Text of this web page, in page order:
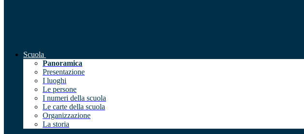
Scuola
Panoramica
Presentazione
I luoghi
Le persone
I numeri della scuola
Le carte della scuola
Organizzazione
La storia